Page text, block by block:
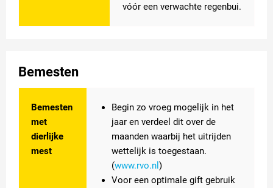
vóór een verwachte regenbui.
Bemesten
Bemesten
met
dierlijke
mest
Begin zo vroeg mogelijk in het
jaar en verdeel dit over de
maanden waarbij het uitrijden
wettelijk is toegestaan.
(www.rvo.nl )
Voor een optimale gift gebruik